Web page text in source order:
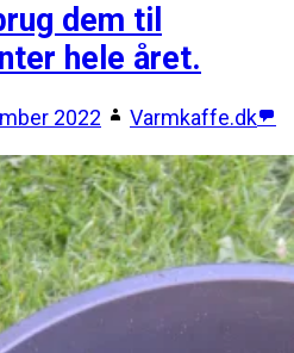
dem til
hele året.
2022
Varmkaffe.dk